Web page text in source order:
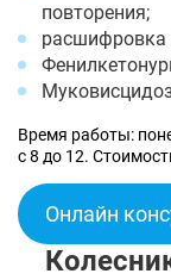
повторения;
Время работы:
с 8 до 12.
Онлайн